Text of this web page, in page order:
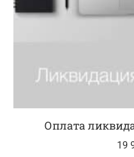
Оплата
19